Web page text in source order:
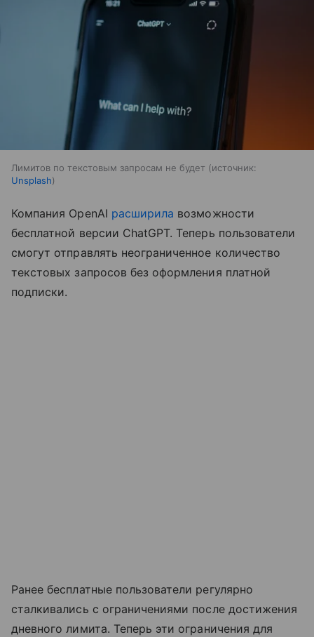
Лимитов по текстовым запросам не будет
источник:
Unsplash
Компания OpenAI расширила возможности
бесплатной версии ChatGPT. Теперь пользователи
смогут отправлять неограниченное количество
текстовых запросов без оформления платной
подписки.
Ранее бесплатные пользователи регулярно
сталкивались с ограничениями после достижения
дневного лимита. Теперь эти ограничения для